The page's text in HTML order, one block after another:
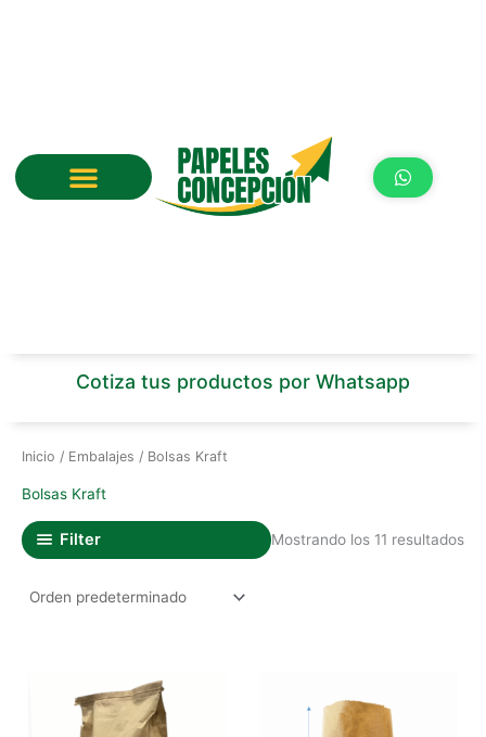
Cotiza tus productos por Whatsapp
Inicio / Embalajes / Bolsas Kraft
Bolsas Kraft
Filter Mostrando los 11 resultados